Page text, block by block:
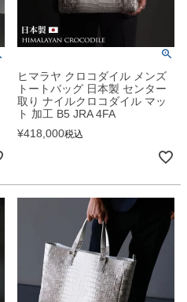
ヒマラヤ クロコダイル メンズ
トートバッグ 日本製 センター
取り ナイルクロコダイル マッ
ト 加工 B5 JRA 4FA
¥418,000税込